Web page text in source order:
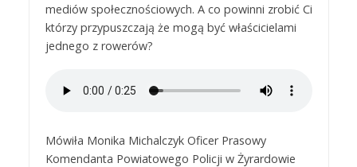
mediów społecznościowych. A co powinni zrobić Ci
którzy przypuszczają że mogą być właścicielami
jednego z rowerów?
Mówiła Monika Michalczyk Oficer Prasowy
Komendanta Powiatowego Policji w Żyrardowie